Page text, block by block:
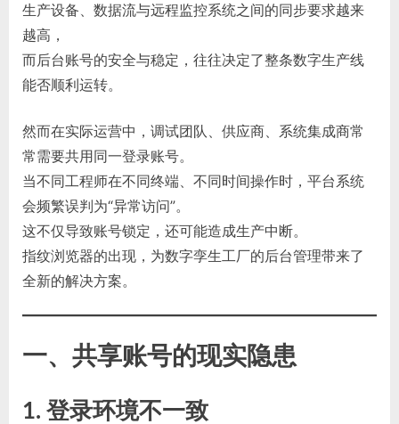
生产设备、数据流与远程监控系统之间的同步要求越来
越高，
而后台账号的安全与稳定，往往决定了整条数字生产线
能否顺利运转。
然而在实际运营中，调试团队、供应商、系统集成商常
常需要共用同一登录账号。
当不同工程师在不同终端、不同时间操作时，平台系统
会频繁误判为“异常访问”。
这不仅导致账号锁定，还可能造成生产中断。
指纹浏览器的出现，为数字孪生工厂的后台管理带来了
全新的解决方案。
一、共享账号的现实隐患
1. 登录环境不一致